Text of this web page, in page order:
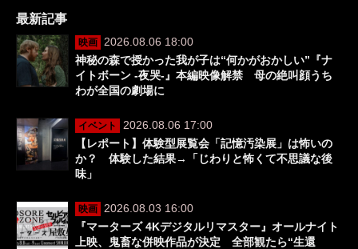
最新記事
映画
2026.08.06 18:00
神秘の森で授かった我が子は“何かがおかしい”『ナ
イトボーン -夜哭-』本編映像解禁 母の絶叫顔うち
わが全国の劇場に
イベント
2026.08.06 17:00
【レポート】体験型展覧会「記憶汚染展」は怖いの
か？ 体験した結果→「じわりと怖くて不思議な後
味」
映画
2026.08.03 16:00
『マーターズ 4Kデジタルリマスター』オールナイト
上映、鬼畜な併映作品が決定 全部観たら“生還